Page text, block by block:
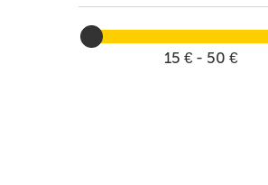
15 € - 50 €